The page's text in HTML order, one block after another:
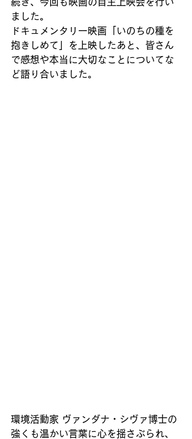
続き、今回も映画の自主上映会を行い
ました。
ドキュメンタリー映画「いのちの種を
抱きしめて」を上映したあと、皆さん
で感想や本当に大切なことについてな
ど語り合いました。
環境活動家 ヴァンダナ・シヴァ博士の
強くも温かい言葉に心を揺さぶられ、